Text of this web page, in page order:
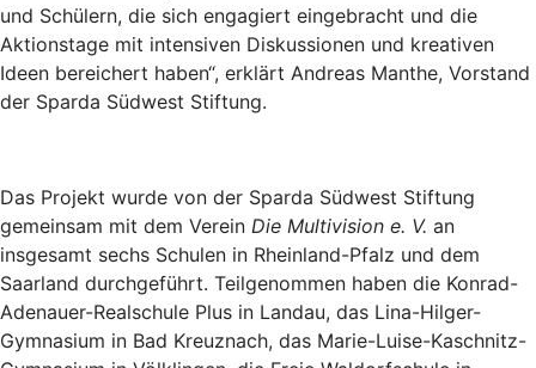
und Schülern, die sich engagiert eingebracht und die
Aktionstage mit intensiven Diskussionen und kreativen
Ideen bereichert haben“, erklärt Andreas Manthe, Vorstand
der Sparda Südwest Stiftung.
Das Projekt wurde von der Sparda Südwest Stiftung
gemeinsam mit dem Verein Die Multivision e. V. an
insgesamt sechs Schulen in Rheinland-Pfalz und dem
Saarland durchgeführt. Teilgenommen haben die Konrad-
Adenauer-Realschule Plus in Landau, das Lina-Hilger-
Gymnasium in Bad Kreuznach, das Marie-Luise-Kaschnitz-